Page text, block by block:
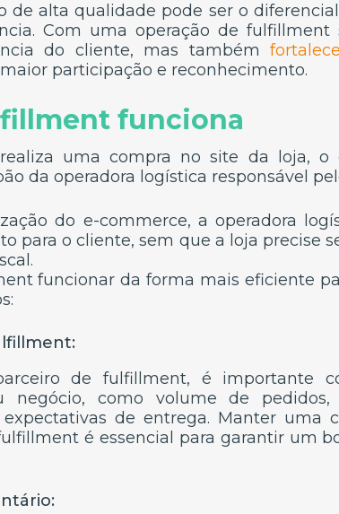
de alta qualidade pode ser o
Com uma operação de fulfillment
do cliente, mas também
participação e reconhecimento.
funciona
uma compra no site da loja, o
da operadora logística responsável
do e-commerce, a operadora
para o cliente, sem que a loja precise
funcionar da forma mais eficiente
de fulfillment, é importante
negócio, como volume de pedidos,
de entrega. Manter uma
é essencial para garantir um